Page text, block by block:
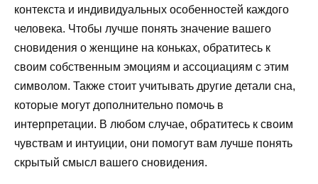
контекста и индивидуальных особенностей каждого
человека. Чтобы лучше понять значение вашего
сновидения о женщине на коньках, обратитесь к
своим собственным эмоциям и ассоциациям с этим
символом. Также стоит учитывать другие детали сна,
которые могут дополнительно помочь в
интерпретации. В любом случае, обратитесь к своим
чувствам и интуиции, они помогут вам лучше понять
скрытый смысл вашего сновидения.